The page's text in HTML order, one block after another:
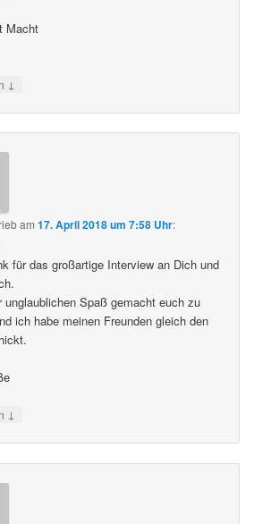
Macht
↓
am17. April 2018 um 7:58 Uhr:
für das großartige Interview an Dich und
unglaublichen Spaß gemacht euch zu
ich habe meinen Freunden gleich den
↓